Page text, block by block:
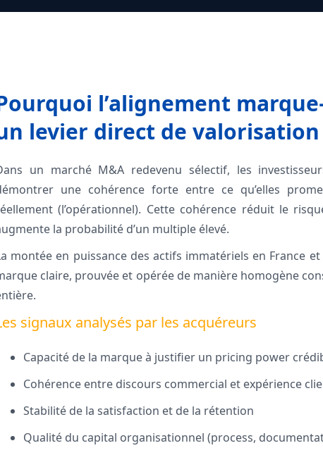
l’alignement
levier direct de valorisation
un marché M&A redevenu sélectif, les
une cohérence forte entre ce qu’elles
(l’opérationnel). Cette cohérence réduit le
la probabilité d’un multiple élevé.
montée en puissance des actifs immatériels en France
claire, prouvée et opérée de manière homogène
signaux analysés par les acquéreurs
Capacité de la marque à justifier un pricing power
Cohérence entre discours commercial et expérience
Stabilité de la satisfaction et de la rétention
Qualité du capital organisationnel (process,